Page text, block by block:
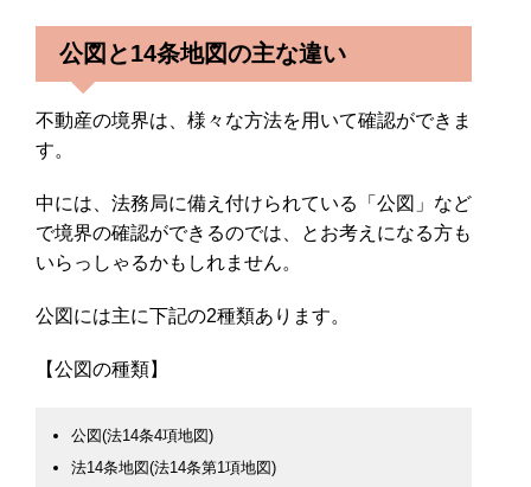
公図と14条地図の主な違い
不動産の境界は、様々な方法を用いて確認ができま
す。
中には、法務局に備え付けられている「公図」など
で境界の確認ができるのでは、とお考えになる方も
いらっしゃるかもしれません。
公図には主に下記の2種類あります。
【公図の種類】
公図(法14条4項地図)
法14条地図(法14条第1項地図)